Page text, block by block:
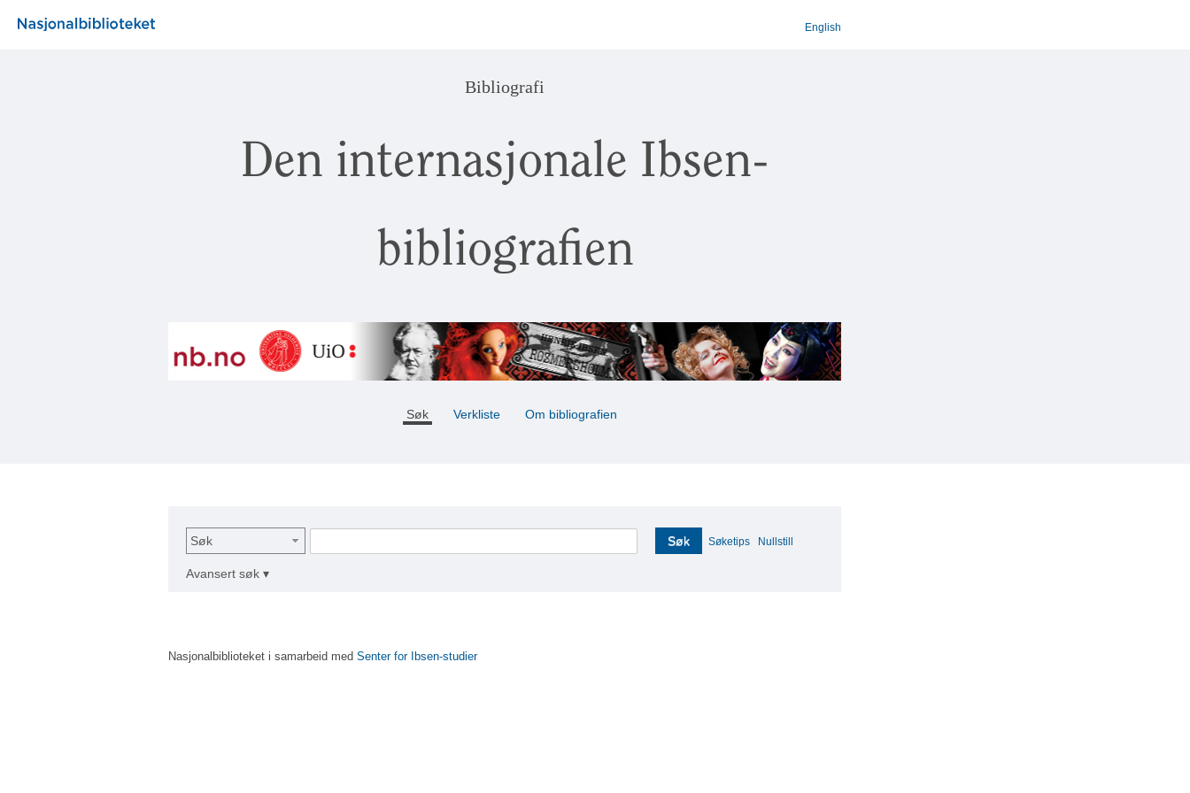
English
Bibliografi
Den internasjonale Ibsen-
bibliografien
Søk Verkliste Om bibliografien
Søk Søk Søketips Nullstill
Avansert søk ▾
Nasjonalbiblioteket i samarbeid med Senter for Ibsen-studier